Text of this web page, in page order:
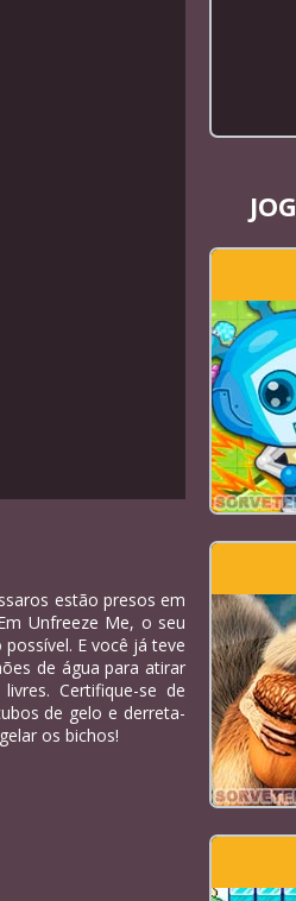
estão presos em
Unfreeze Me, o seu
E você já teve
de água para atirar
Certifique-se de
de gelo e derreta-
os bichos!